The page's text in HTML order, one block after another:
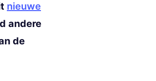
nieuwe
andere
de